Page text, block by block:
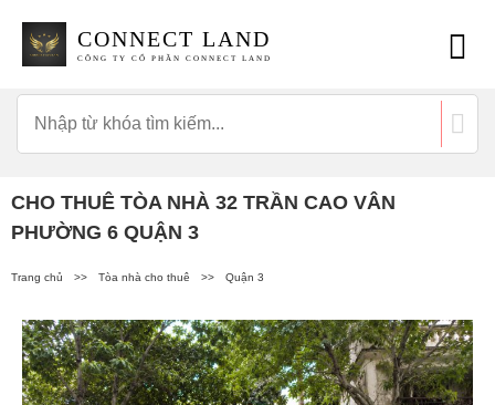
CONNECT LAND
CÔNG TY CỔ PHẦN CONNECT LAND
CHO THUÊ TÒA NHÀ 32 TRẦN CAO VÂN
PHƯỜNG 6 QUẬN 3
Trang chủ >> Tòa nhà cho thuê >> Quận 3